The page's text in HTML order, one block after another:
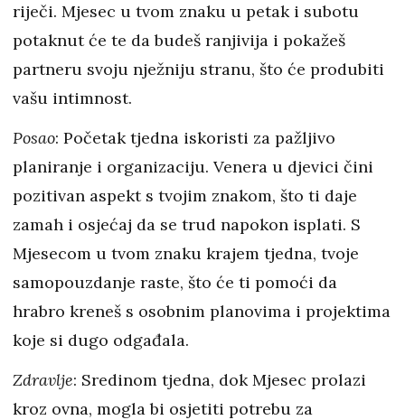
riječi. Mjesec u tvom znaku u petak i subotu
potaknut će te da budeš ranjivija i pokažeš
partneru svoju nježniju stranu, što će produbiti
vašu intimnost.
Posao: Početak tjedna iskoristi za pažljivo
planiranje i organizaciju. Venera u djevici čini
pozitivan aspekt s tvojim znakom, što ti daje
zamah i osjećaj da se trud napokon isplati. S
Mjesecom u tvom znaku krajem tjedna, tvoje
samopouzdanje raste, što će ti pomoći da
hrabro kreneš s osobnim planovima i projektima
koje si dugo odgađala.
Zdravlje: Sredinom tjedna, dok Mjesec prolazi
kroz ovna, mogla bi osjetiti potrebu za